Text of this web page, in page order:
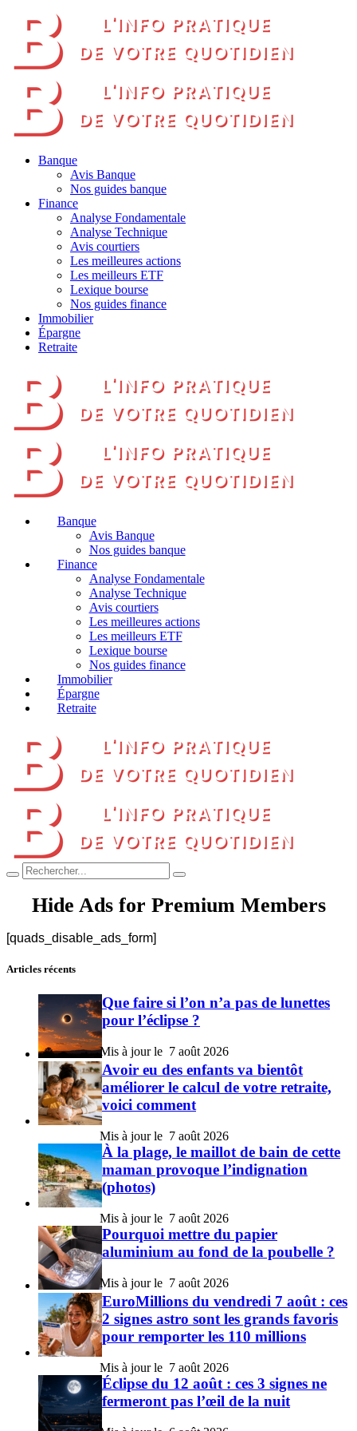
Banque
Avis Banque
Nos guides banque
Finance
Analyse Fondamentale
Analyse Technique
Avis courtiers
Les meilleures actions
Les meilleurs ETF
Lexique bourse
Nos guides finance
Immobilier
Épargne
Retraite
Banque
Avis Banque
Nos guides banque
Finance
Analyse Fondamentale
Analyse Technique
Avis courtiers
Les meilleures actions
Les meilleurs ETF
Lexique bourse
Nos guides finance
Immobilier
Épargne
Retraite
Hide Ads for Premium Members
[quads_disable_ads_form]
Articles récents
Que faire si l’on n’a pas de lunettes
pour l’éclipse ?
7 août 2026
Avoir eu des enfants va bientôt
améliorer le calcul de votre retraite,
voici comment
7 août 2026
À la plage, le maillot de bain de cette
maman provoque l’indignation
(photos)
7 août 2026
Pourquoi mettre du papier
aluminium au fond de la poubelle ?
7 août 2026
EuroMillions du vendredi 7 août : ces
2 signes astro sont les grands favoris
pour remporter les 110 millions
7 août 2026
Éclipse du 12 août : ces 3 signes ne
fermeront pas l’œil de la nuit